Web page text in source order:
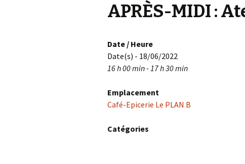
On parle de nousL’équipe
Le café-bar
APRÈS-MIDI :
Date / Heure
Date(s) - 18/06/2022
16 h 00 min - 17 h 30 min
Emplacement
Café-Epicerie Le PLAN B
Catégories